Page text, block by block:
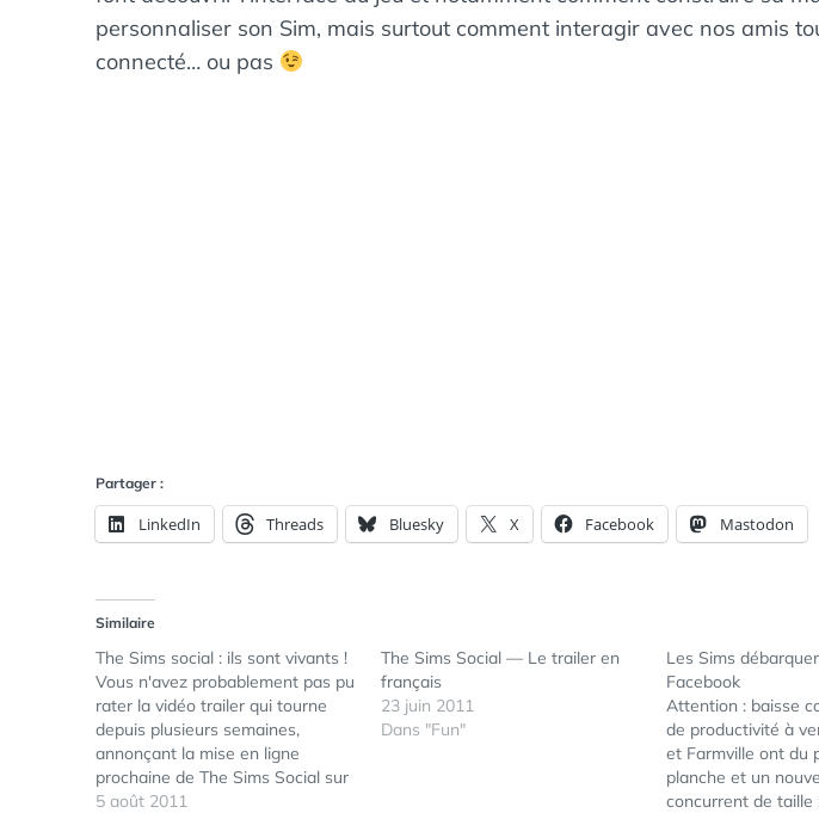
personnaliser son Sim, mais surtout comment interagir avec nos amis
connecté… ou pas
Partager :
LinkedIn Threads Bluesky X Facebook Mastodon
Similaire
The Sims social : ils sont vivants !
Vous n'avez probablement pas pu
rater la vidéo trailer qui tourne
depuis plusieurs semaines,
annonçant la mise en ligne
prochaine de The Sims Social sur
Facebook. Au cas où, vous
5 août 2011
The Sims Social — Le trailer en
français
23 juin 2011
Dans "Fun"
Les Sims
Facebook
Attention : baisse
de productivité à
et Farmville ont du
planche et un
concurrent de taille